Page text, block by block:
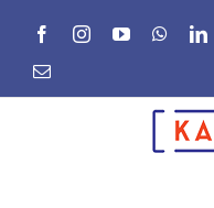
FacebookInstagramYouTube
E-